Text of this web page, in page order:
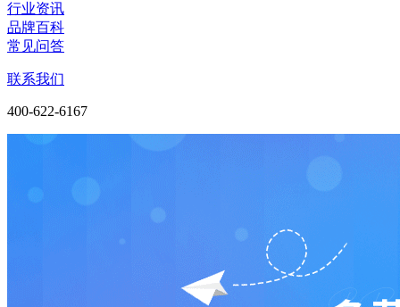
行业资讯
品牌百科
常见问答
联系我们
400-622-6167